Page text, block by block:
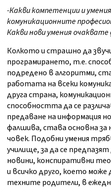
-Какви компетенции и
комуникационните
Какви нови умения
Колкото и страшно да
програмирането, т.е.
подредено в алгоритми,
работата на всеки
друга страна,
способността да се
предаване на информация
фалшива, става основна за
човек. Подобни умения
училище, за да се
новини, конспиративни
и всичко друго, което може
техните родители, в